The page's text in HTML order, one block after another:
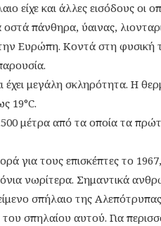
είχε και άλλες εισόδους οι
πάνθηρα, ύαινας,
Ευρώπη. Κοντά στη φυσική
μεγάλη σκληρότητα. Η
19°C.
μέτρα από τα οποία τα
για τους επισκέπτες το
νωρίτερα. Σημαντικά
σπήλαιο της
σπηλαίου αυτού. Για